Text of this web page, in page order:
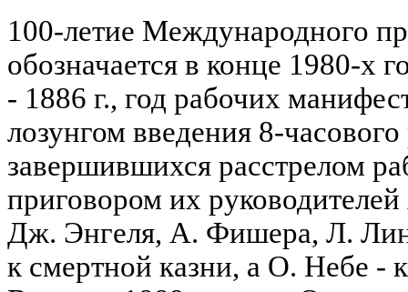
100-летие Международного
обозначается в конце 1980-х
- 1886 г., год рабочих
лозунгом введения 8-
завершившихся расстрелом
приговором их
Дж. Энгеля, А. Фишера, Л.
к смертной казни, а О. Небе